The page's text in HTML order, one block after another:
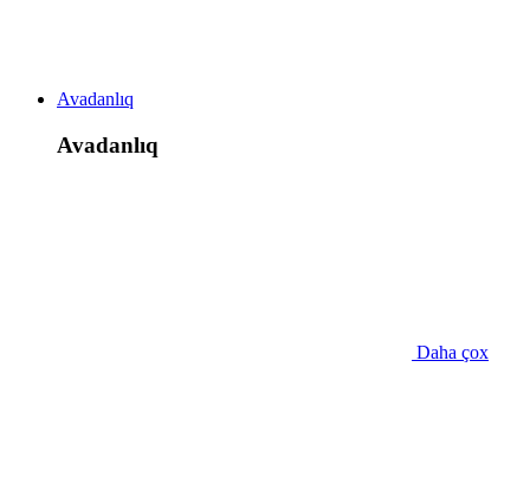
Avadanlıq
Avadanlıq
Daha çox